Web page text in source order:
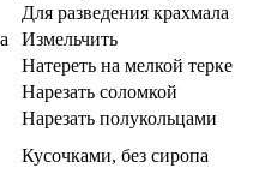
Для разведения крахмала
Измельчить
Натереть на мелкой терке
Нарезать соломкой
Нарезать полукольцами
Кусочками, без сиропа